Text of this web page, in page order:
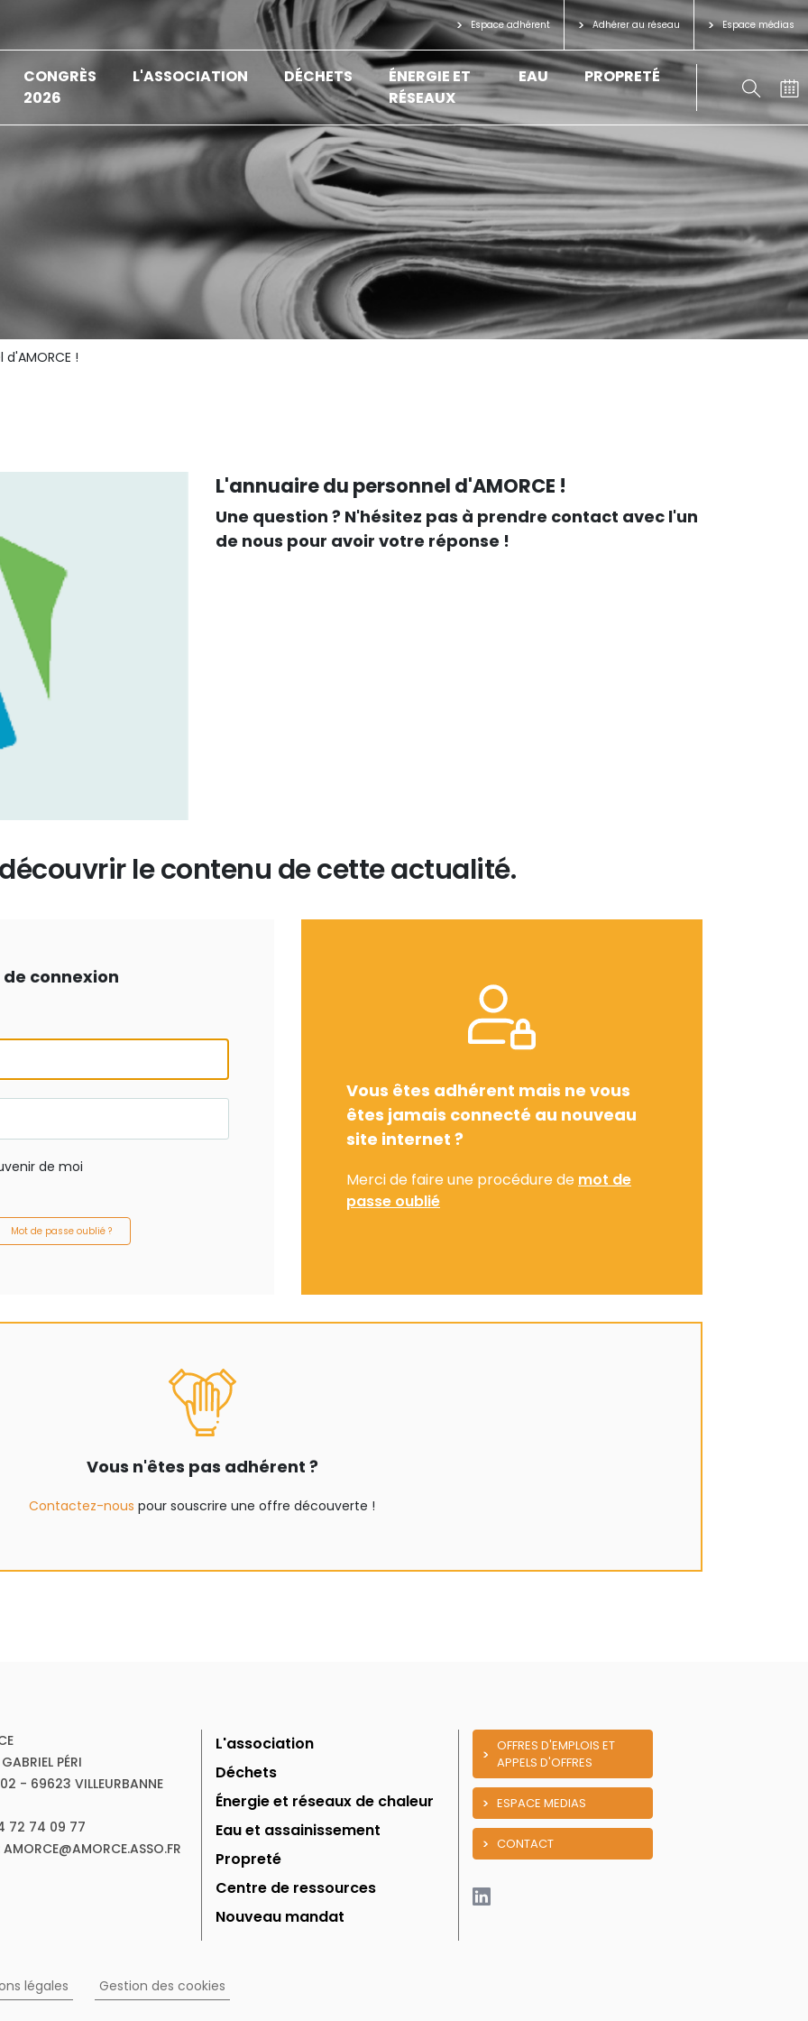
Espace adhérent Adhérer au réseau Espace médias
CONGRÈS
2026
L'ASSOCIATION DÉCHETS
ÉNERGIE ET
RÉSEAUX
EAU PROPRETÉ
!
L'annuaire du personnel d'AMORCE !
Une question ? N'hésitez pas à prendre contact avec l'un
de nous pour avoir votre réponse !
le contenu de cette actualité.
connexion
de moi
Mot de passe oublié ?
Vous êtes adhérent mais ne vous
êtes jamais connecté au nouveau
site internet ?
Merci de faire une procédure de mot de
passe oublié
Vous n'êtes pas adhérent ?
Contactez-nous pour souscrire une offre découverte !
PÉRI
- 69623 VILLEURBANNE
72 74 09 77
AMORCE@AMORCE.ASSO.FR
L'association
Déchets
Énergie et réseaux de chaleur
Eau et assainissement
Propreté
Centre de ressources
Nouveau mandat
OFFRES D'EMPLOIS ET
APPELS D'OFFRES
ESPACE MEDIAS
CONTACT
légales Gestion des cookies